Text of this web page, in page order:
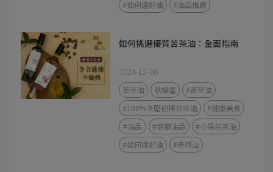
#如何選好油
#油品推薦
如何挑選優質苦茶油：全面指南
2024-12-06
苦茶油 秋樂富
#苦茶油
#100%冷壓初榨苦茶油
#健康美食
#油品
#健康油品
#小果苦茶油
#如何選好油
#赤柯山